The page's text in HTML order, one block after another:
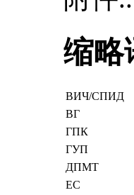
缩略
ВИЧ/СПИД
ВГ
ГПК
ГУП
ДПМТ
ЕС